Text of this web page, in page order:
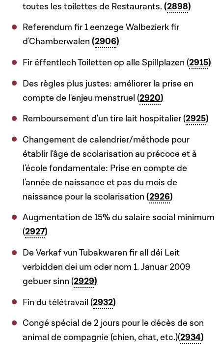
toutes les toilettes de Restaurants.(2898)
Referendum fir 1 eenzege Walbezierk fir
d'Chamberwalen(2906)
Fir ëffentlech Toiletten op alle Spillplazen (2915)
Des règles plus justes: améliorer la prise en
compte de l'enjeu menstruel (2920)
Remboursement d'un tire lait hospitalier (2925)
Changement de calendrier/méthode pour
établir l'âge de scolarisation au précoce et à
l'école fondamentale: Prise en compte de
l'année de naissance et pas du mois de
naissance pour la scolarisation(2926)
Augmentation de 15% du salaire social minimum
(2927)
De Verkaf vun Tubakwaren fir all déi Leit
verbidden dei um oder nom 1. Januar 2009
gebuer sinn (2929)
Fin du télétravail (2932)
Congé spécial de 2 jours pour le décès de son
animal de compagnie (chien, chat, etc.)(2934)